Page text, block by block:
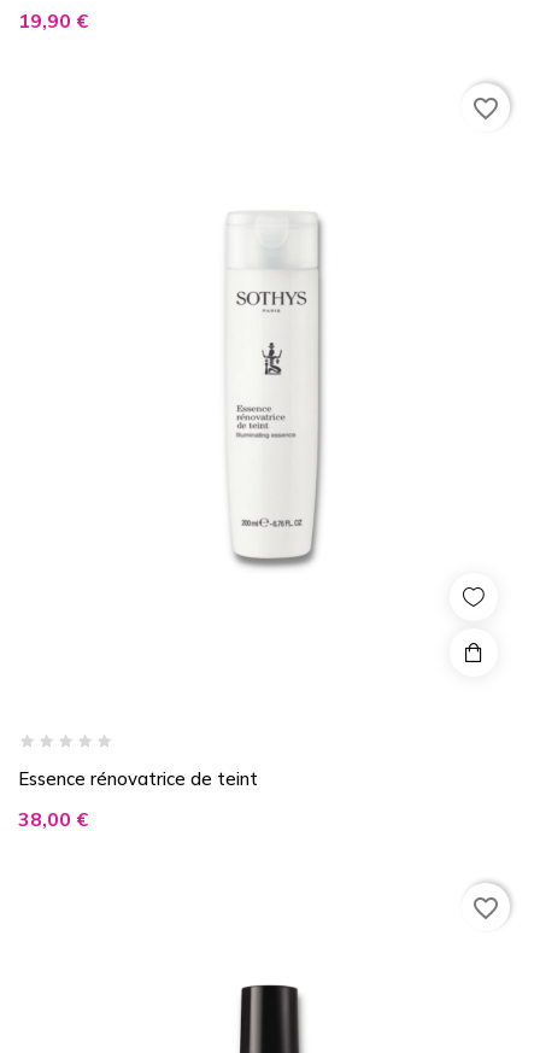
Prix
19,90 €
Essence rénovatrice de teint
Prix
38,00 €
favorite_border
favorite_border